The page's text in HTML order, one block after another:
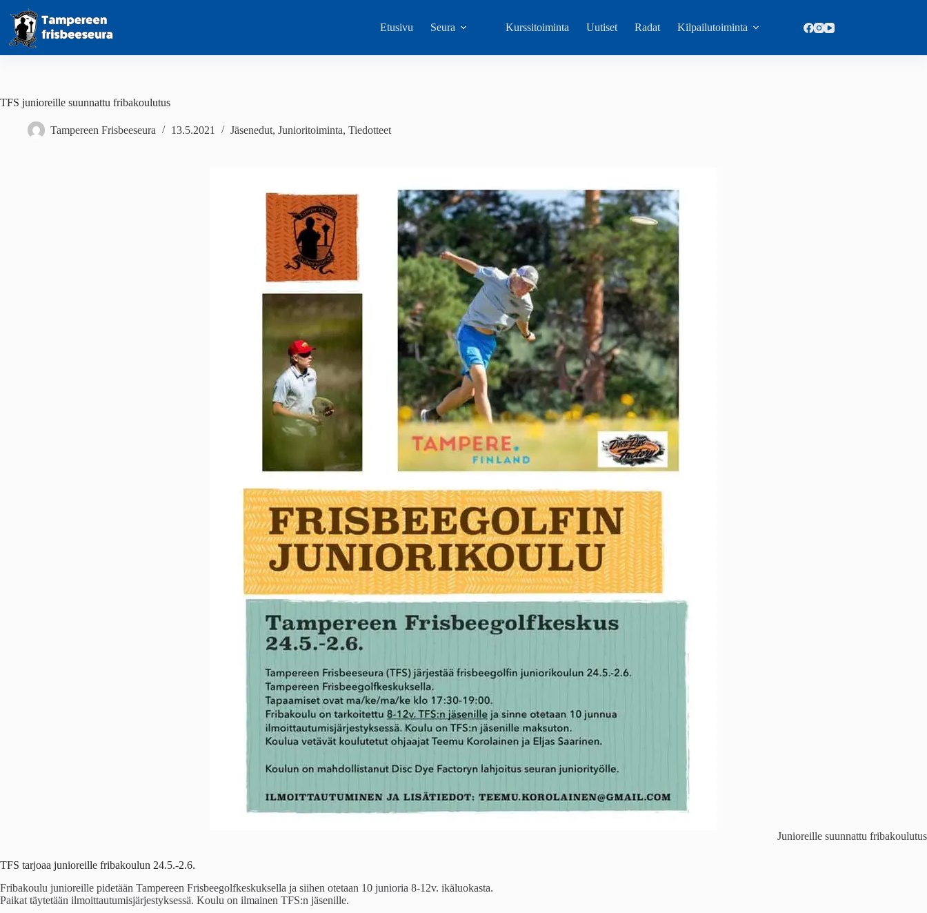
content
Etusivu Seura Kurssitoiminta Uutiset Radat Kilpailutoiminta
TFS junioreille suunnattu fribakoulutus
Tampereen Frisbeeseura 13.5.2021 Jäsenedut, Junioritoiminta, Tiedotteet
Junioreille suunnattu fribakoulutus
TFS tarjoaa junioreille fribakoulun 24.5.-2.6.
Fribakoulu junioreille pidetään Tampereen Frisbeegolfkeskuksella ja siihen otetaan 10 junioria 8-12v. ikäluokasta.
Paikat täytetään ilmoittautumisjärjestyksessä. Koulu on ilmainen TFS:n jäsenille.